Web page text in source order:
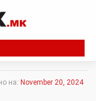
на: November 20, 2024